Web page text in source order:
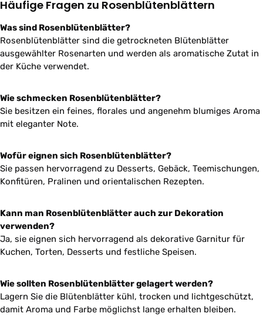
Häufige Fragen zu Rosenblütenblättern
Was sind Rosenblütenblätter?
Rosenblütenblätter sind die getrockneten Blütenblätter
ausgewählter Rosenarten und werden als aromatische Zutat in
der Küche verwendet.
Wie schmecken Rosenblütenblätter?
Sie besitzen ein feines, florales und angenehm blumiges Aroma
mit eleganter Note.
Wofür eignen sich Rosenblütenblätter?
Sie passen hervorragend zu Desserts, Gebäck, Teemischungen,
Konfitüren, Pralinen und orientalischen Rezepten.
Kann man Rosenblütenblätter auch zur Dekoration
verwenden?
Ja, sie eignen sich hervorragend als dekorative Garnitur für
Kuchen, Torten, Desserts und festliche Speisen.
Wie sollten Rosenblütenblätter gelagert werden?
Lagern Sie die Blütenblätter kühl, trocken und lichtgeschützt,
damit Aroma und Farbe möglichst lange erhalten bleiben.